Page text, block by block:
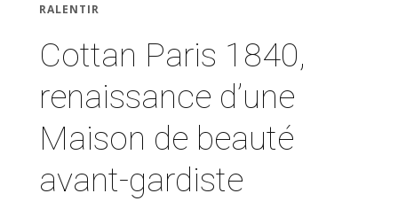
RALENTIR
Cottan Paris 1840,
renaissance d’une
Maison de beauté
avant-gardiste